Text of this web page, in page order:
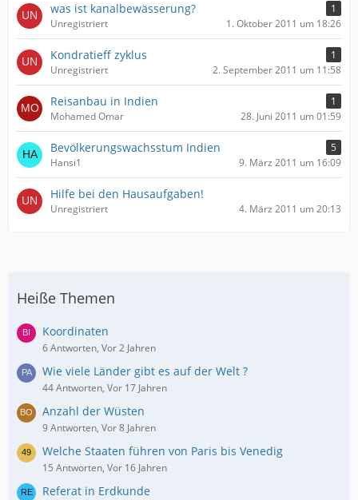
was ist kanalbewässerung?
1
Unregistriert
1. Oktober 2011 um 18:26
Kondratieff zyklus
1
Unregistriert
2. September 2011 um 11:58
Reisanbau in Indien
1
Mohamed Omar
28. Juni 2011 um 01:59
Bevölkerungswachsstum Indien
5
Hansi1
9. März 2011 um 16:09
Hilfe bei den Hausaufgaben!
Unregistriert 4. März 2011 um 20:13
Heiße Themen
Koordinaten
6 Antworten, Vor 2 Jahren
Wie viele Länder gibt es auf der Welt ?
44 Antworten, Vor 17 Jahren
Anzahl der Wüsten
9 Antworten, Vor 8 Jahren
Welche Staaten führen von Paris bis Venedig
15 Antworten, Vor 16 Jahren
Referat in Erdkunde